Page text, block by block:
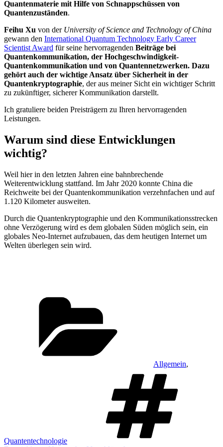
Quantenmaterie mit Hilfe von Schnappschüssen von
Quantenzuständen.
Feihu Xu von der University of Science and Technology of China
gewann den International Quantum Technology Early Career
Scientist Award für seine hervorragenden Beiträge bei
Quantenkommunikation, der Hochgeschwindigkeit-
Quantenkommunikation und von Quantennetzwerken. Dazu
gehört auch der wichtige Ansatz über Sicherheit in der
Quantenkryptographie, der aus meiner Sicht ein wichtiger Schritt
zu zukünftiger, sicherer Kommunikation darstellt.
Ich gratuliere beiden Preisträgern zu Ihren hervorragenden
Leistungen.
Warum sind diese Entwicklungen
wichtig?
Weil hier in den letzten Jahren eine bahnbrechende
Weiterentwicklung stattfand. Im Jahr 2020 konnte China die
Reichweite bei der Quantenkommunikation verzehnfachen und auf
1.120 Kilometer ausweiten.
Durch die Quantenkryptographie und den Kommunikationsstrecken
ohne Verzögerung wird es dem globalen Süden möglich sein, ein
globales Neo-Internet aufzubauen, das dem heutigen Internet um
Welten überlegen sein wird.
Allgemein,
Quantentechnologie